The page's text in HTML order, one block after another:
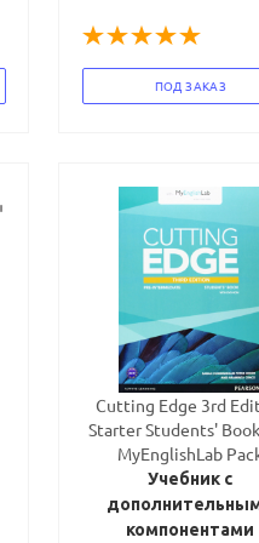
ПОД ЗАКАЗ
Cutting Edge 3rd
Starter Students'
MyEnglishLab
Учебник с
компонентами